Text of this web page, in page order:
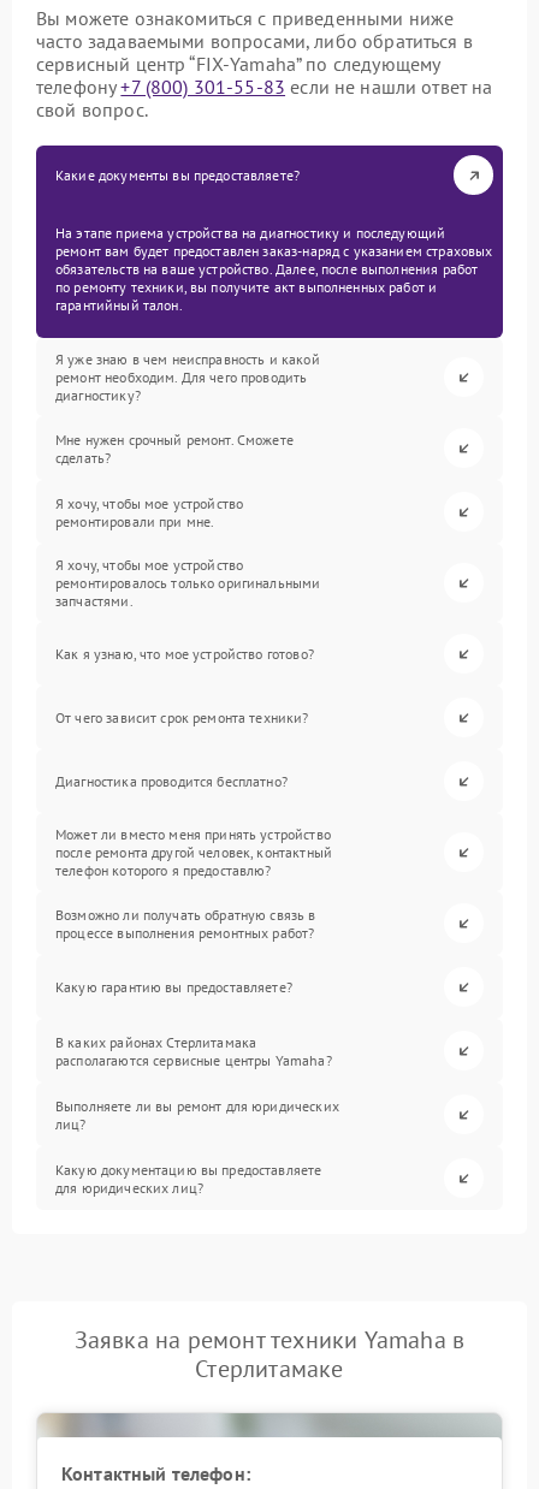
Вы можете ознакомиться с приведенными ниже
часто задаваемыми вопросами, либо обратиться в
сервисный центр “FIX-Yamaha” по следующему
телефону+7 (800) 301-55-83 если не нашли ответ на
свой вопрос.
Какие документы вы предоставляете?
На этапе приема устройства на диагностику и последующий
ремонт вам будет предоставлен заказ-наряд с указанием страховых
обязательств на ваше устройство. Далее, после выполнения работ
по ремонту техники, вы получите акт выполненных работ и
гарантийный талон.
Я уже знаю в чем неисправность и какой
ремонт необходим. Для чего проводить
диагностику?
Мне нужен срочный ремонт. Сможете
сделать?
Я хочу, чтобы мое устройство
ремонтировали при мне.
Я хочу, чтобы мое устройство
ремонтировалось только оригинальными
запчастями.
Как я узнаю, что мое устройство готово?
От чего зависит срок ремонта техники?
Диагностика проводится бесплатно?
Может ли вместо меня принять устройство
после ремонта другой человек, контактный
телефон которого я предоставлю?
Возможно ли получать обратную связь в
процессе выполнения ремонтных работ?
Какую гарантию вы предоставляете?
В каких районах Стерлитамака
располагаются сервисные центры Yamaha?
Выполняете ли вы ремонт для юридических
лиц?
Какую документацию вы предоставляете
для юридических лиц?
Заявка на ремонт техники Yamaha в
Стерлитамаке
Контактный телефон: